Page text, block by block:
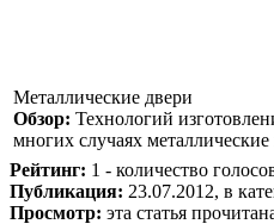
Металлические двери
Обзор: Технологий
многих случаях
Рейтинг: 1 - количество
Публикация: 23.07.2012, в
Просмотр: эта статья